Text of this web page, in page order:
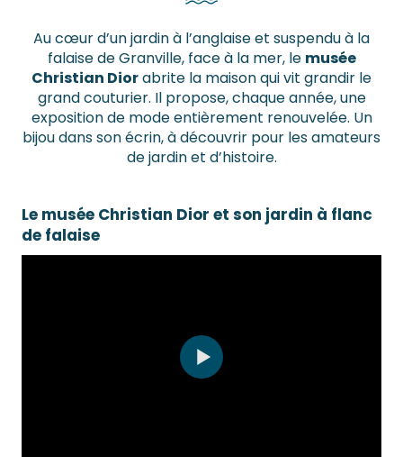
Au cœur d’un jardin à l’anglaise et suspendu à la
falaise de Granville, face à la mer, le musée
Christian Diorabrite la maison qui vit grandir le
grand couturier. Il propose, chaque année, une
exposition de mode entièrement renouvelée. Un
bijou dans son écrin, à découvrir pour les amateurs
de jardin et d’histoire.
Le musée Christian Dior et son jardin à flanc
de falaise